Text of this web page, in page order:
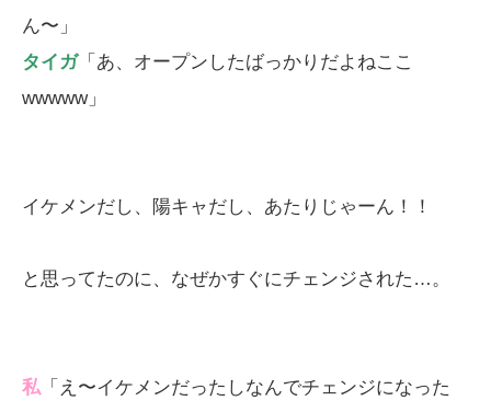
ん〜」
タイガ「あ、オープンしたばっかりだよねここ
wwwww」
イケメンだし、陽キャだし、あたりじゃーん！！
と思ってたのに、なぜかすぐにチェンジされた…。
私 「え〜イケメンだったしなんでチェンジになった